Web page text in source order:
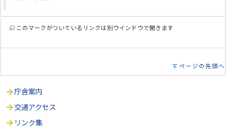
このマークがついているリンクは別ウインドウで開きます
ページの先頭へ
庁舎案内
交通アクセス
リンク集